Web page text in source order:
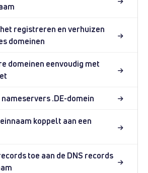
registreren en verhuizen
domeinen
domeinen eenvoudig met
.DE-domein
koppelt aan een
toe aan de DNS records